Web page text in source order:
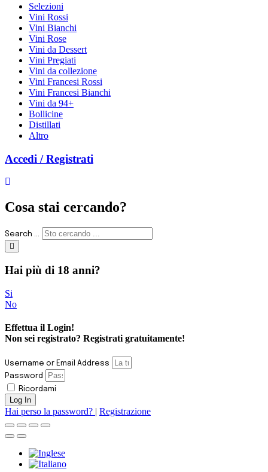
Selezioni
Vini Rossi
Vini Bianchi
Vini Rose
Vini da Dessert
Vini Pregiati
Vini da collezione
Vini Francesi Rossi
Vini Francesi Bianchi
Vini da 94+
Bollicine
Distillati
Altro
Accedi / Registrati
Cosa stai cercando?
Search ...
Hai più di 18 anni?
Si
No
Effettua il Login!
Non sei registrato? Registrati gratuitamente!
Username or Email Address
Password
Ricordami
Log In
Hai perso la password? | Registrazione